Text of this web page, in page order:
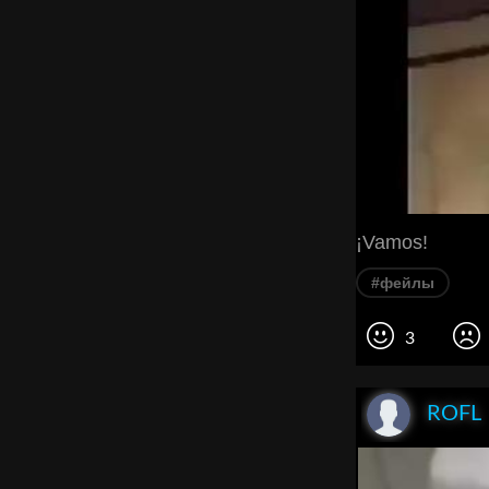
¡Vamos!
#фейлы
3
ROFL